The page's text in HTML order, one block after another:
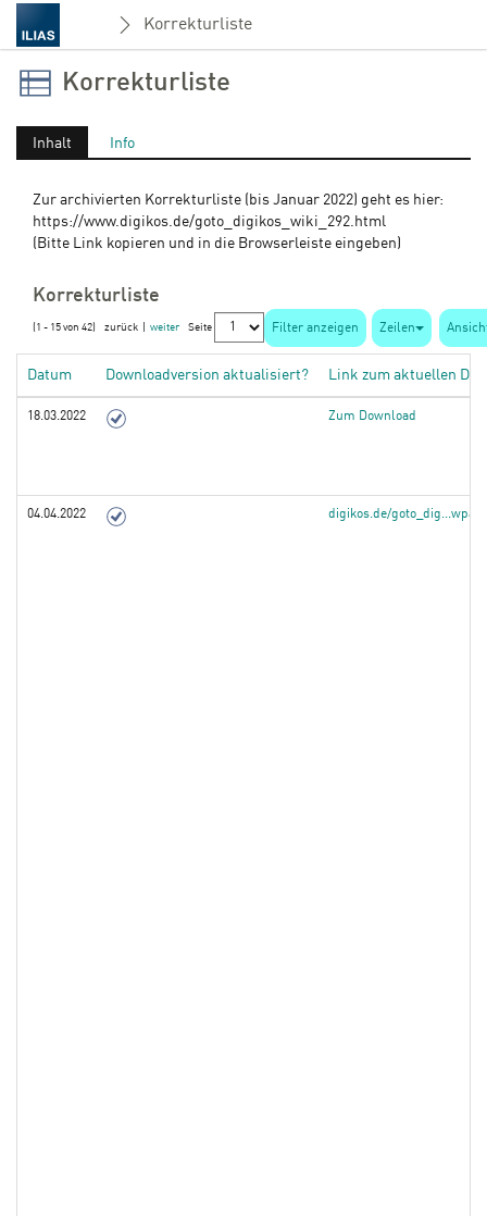
Korrekturliste
Korrekturliste
Inhalt Info
Zur archivierten Korrekturliste (bis Januar 2022) geht es hier:
https://www.digikos.de/goto_digikos_wiki_292.html
(Bitte Link kopieren und in die Browserleiste eingeben)
Korrekturliste
(1 - 15 von 42) zurück weiter Seite Filter anzeigen Zeilen
Datum Downloadversion aktualisiert? Link zum aktuellen
18.03.2022 Zum Download
04.04.2022 digikos.de/